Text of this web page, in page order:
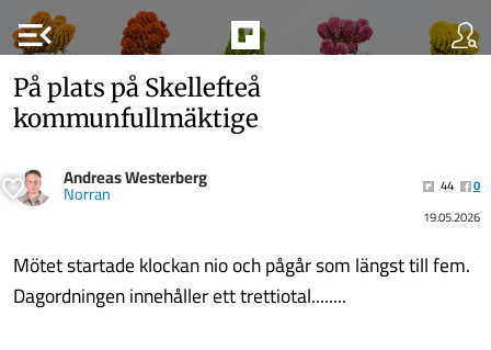
menu_open
På plats på Skellefteå
kommunfullmäktige
Andreas Westerberg
Norran 44
0
19.05.2026
Mötet startade klockan nio och pågår som längst till fem.
Dagordningen innehåller ett trettiotal........